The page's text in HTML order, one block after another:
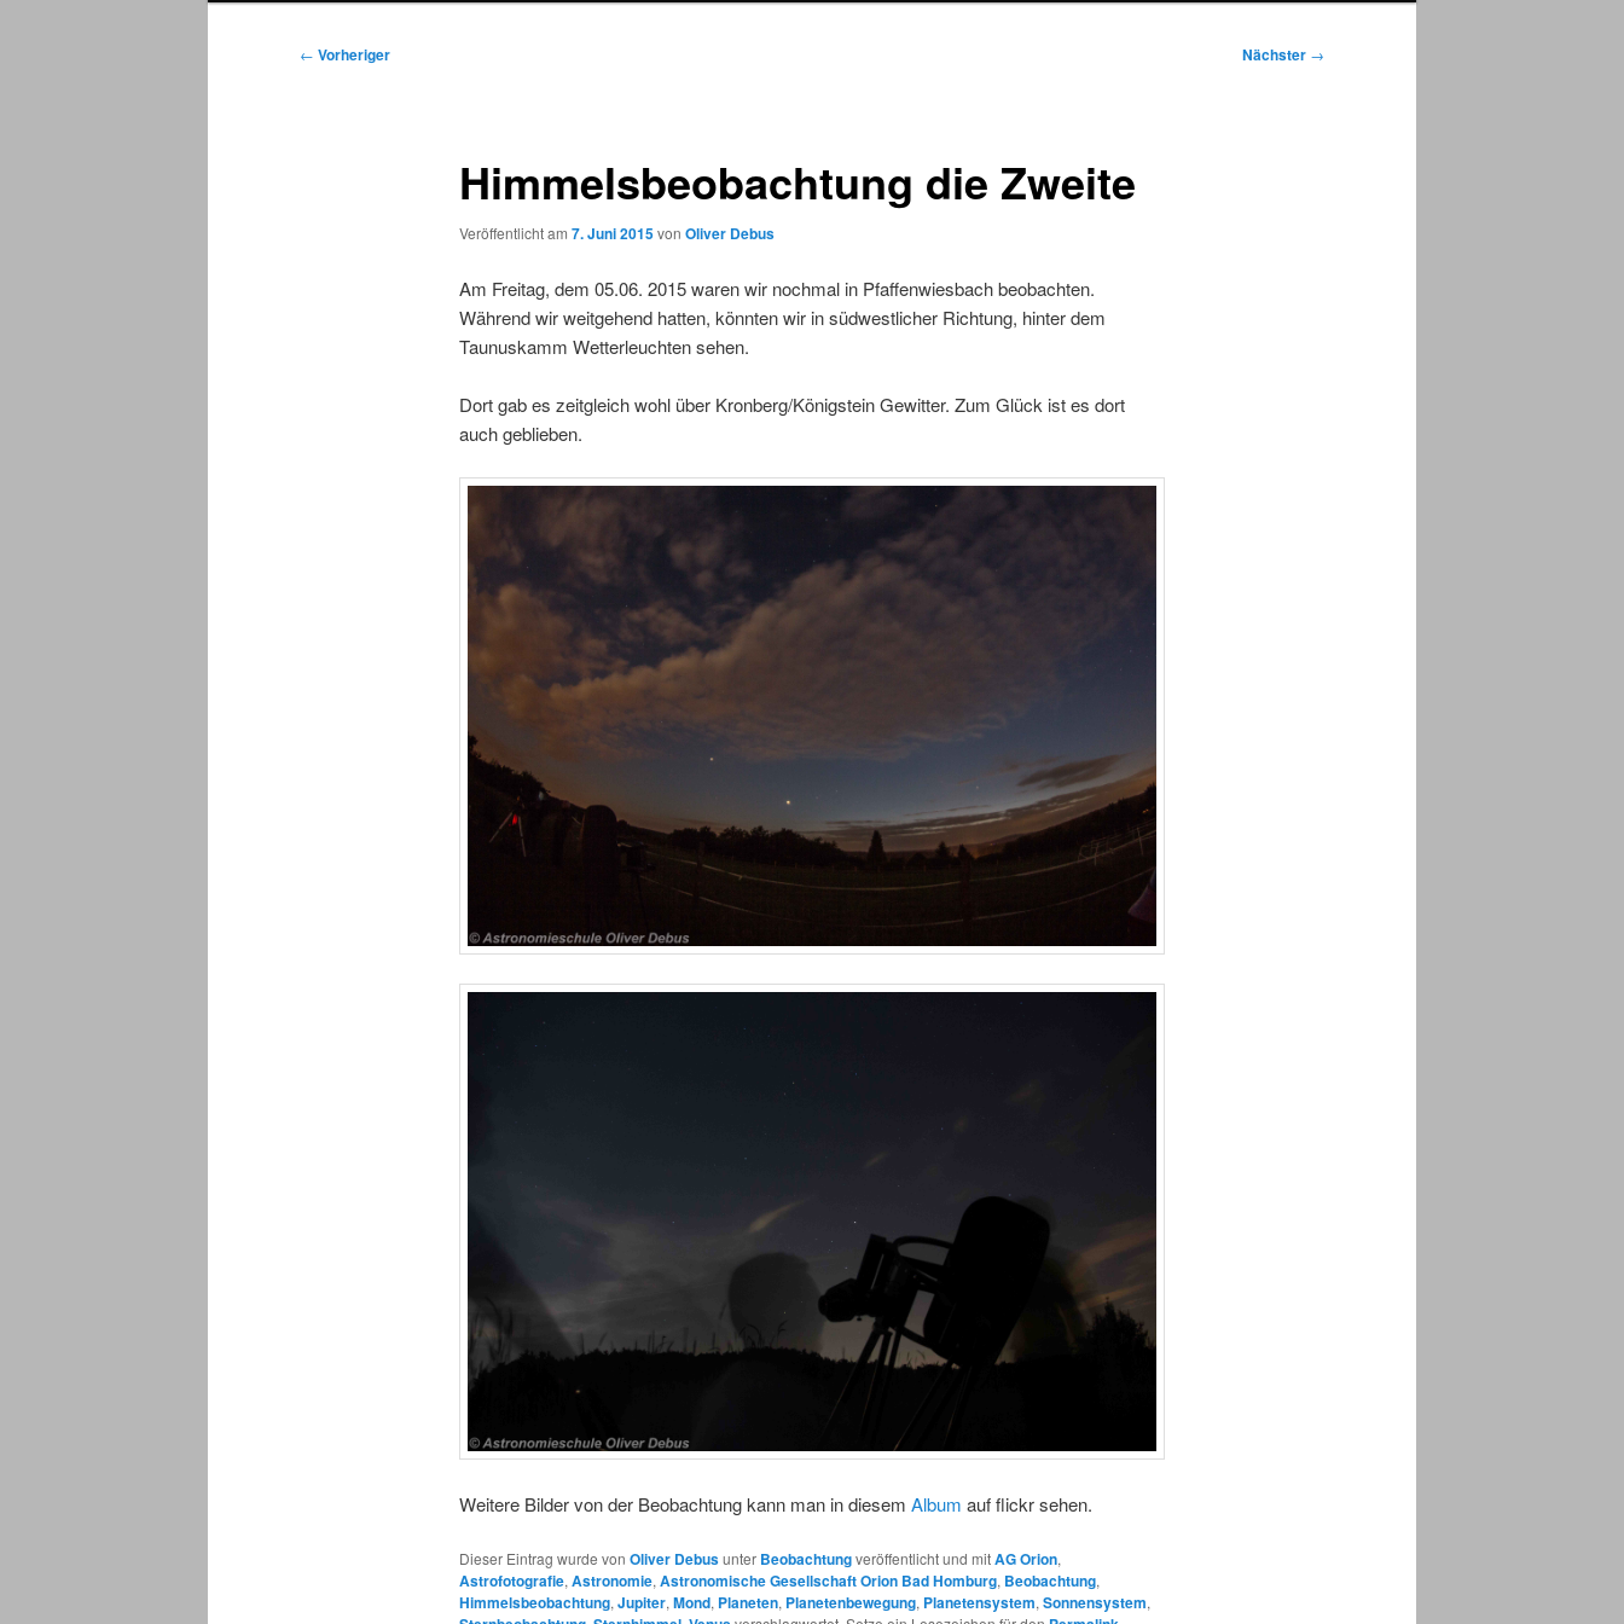
Beitragsnavigation
← Vorheriger Nächster →
Himmelsbeobachtung die Zweite
Veröffentlicht am 7. Juni 2015von Oliver Debus
Am Freitag, dem 05.06. 2015 waren wir nochmal in Pfaffenwiesbach beobachten.
Während wir weitgehend hatten, könnten wir in südwestlicher Richtung, hinter dem
Taunuskamm Wetterleuchten sehen.
Dort gab es zeitgleich wohl über Kronberg/Königstein Gewitter. Zum Glück ist es dort
auch geblieben.
Weitere Bilder von der Beobachtung kann man in diesem Album auf flickr sehen.
Dieser Eintrag wurde von Oliver Debusunter Beobachtungveröffentlicht und mitAG Orion,
Astrofotografie, Astronomie, Astronomische Gesellschaft Orion Bad Homburg, Beobachtung,
Himmelsbeobachtung, Jupiter, Mond, Planeten, Planetenbewegung, Planetensystem, Sonnensystem,